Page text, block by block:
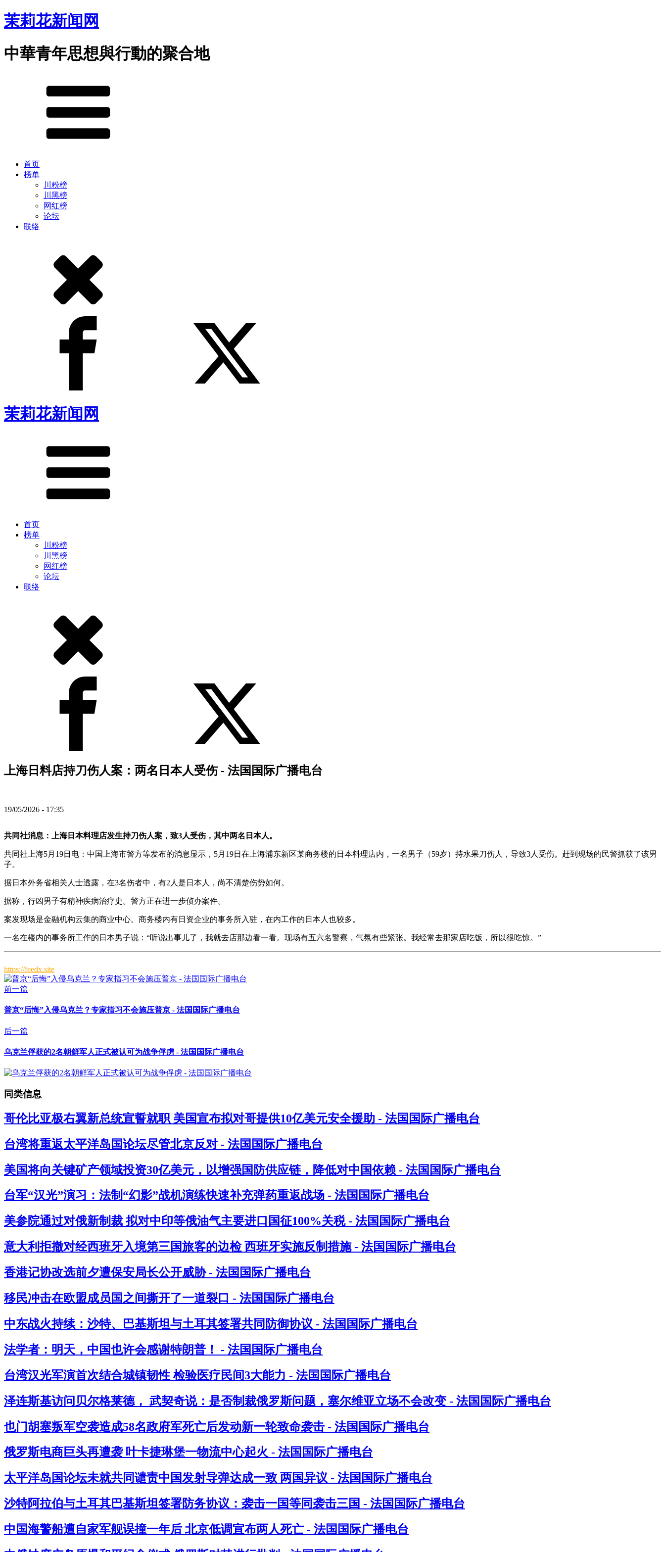
茉莉花新闻网
中華青年思想與行動的聚合地
首页
榜单
川粉榜
川黑榜
网红榜
论坛
联络
茉莉花新闻网
首页
榜单
川粉榜
川黑榜
网红榜
论坛
联络
上海日料店持刀伤人案：两名日本人受伤 - 法国国际广播电台
19/05/2026 - 17:35
共同社消息：上海日本料理店发生持刀伤人案，致3人受伤，其中两名日本人。
共同社上海5月19日电：中国上海市警方等发布的消息显示，5月19日在上海浦东新区某商务楼的日本料理店内，一名男子（59岁）持水果刀伤人，导致3人受伤。赶到现场的民警抓获了该男
子。
据日本外务省相关人士透露，在3名伤者中，有2人是日本人，尚不清楚伤势如何。
据称，行凶男子有精神疾病治疗史。警方正在进一步侦办案件。
案发现场是金融机构云集的商业中心。商务楼内有日资企业的事务所入驻，在内工作的日本人也较多。
一名在楼内的事务所工作的日本男子说：“听说出事儿了，我就去店那边看一看。现场有五六名警察，气氛有些紧张。我经常去那家店吃饭，所以很吃惊。”
https://feedx.site
前一篇
普京“后悔”入侵乌克兰？专家指习不会施压普京 - 法国国际广播电台
后一篇
乌克兰俘获的2名朝鲜军人正式被认可为战争俘虏 - 法国国际广播电台
同类信息
哥伦比亚极右翼新总统宣誓就职 美国宣布拟对哥提供10亿美元安全援助 - 法国国际广播电台
台湾将重返太平洋岛国论坛尽管北京反对 - 法国国际广播电台
美国将向关键矿产领域投资30亿美元，以增强国防供应链，降低对中国依赖 - 法国国际广播电台
台军“汉光”演习：法制“幻影”战机演练快速补充弹药重返战场 - 法国国际广播电台
美参院通过对俄新制裁 拟对中印等俄油气主要进口国征100%关税 - 法国国际广播电台
意大利拒撤对经西班牙入境第三国旅客的边检 西班牙实施反制措施 - 法国国际广播电台
香港记协改选前夕遭保安局长公开威胁 - 法国国际广播电台
移民冲击在欧盟成员国之间撕开了一道裂口 - 法国国际广播电台
中东战火持续：沙特、巴基斯坦与土耳其签署共同防御协议 - 法国国际广播电台
法学者：明天，中国也许会感谢特朗普！ - 法国国际广播电台
台湾汉光军演首次结合城镇韧性 检验医疗民间3大能力 - 法国国际广播电台
泽连斯基访问贝尔格莱德， 武契奇说：是否制裁俄罗斯问题，塞尔维亚立场不会改变 - 法国国际广播电台
也门胡塞叛军空袭造成58名政府军死亡后发动新一轮致命袭击 - 法国国际广播电台
俄罗斯电商巨头再遭袭 叶卡捷琳堡一物流中心起火 - 法国国际广播电台
太平洋岛国论坛未就共同谴责中国发射导弹达成一致 两国异议 - 法国国际广播电台
沙特阿拉伯与土耳其巴基斯坦签署防务协议：袭击一国等同袭击三国 - 法国国际广播电台
中国海警船遭自家军舰误撞一年后 北京低调宣布两人死亡 - 法国国际广播电台